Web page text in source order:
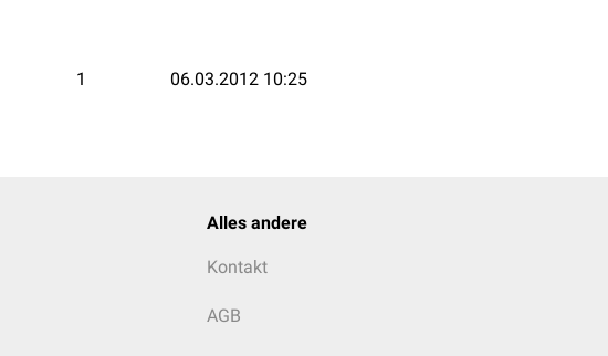
1 06.03.2012 10:25
Alles andere
Kontakt
AGB